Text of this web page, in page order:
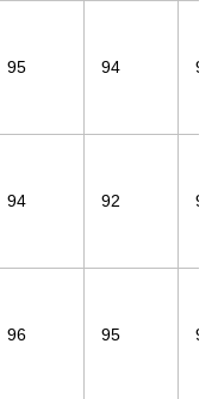
95 94 96
94 92 97
96 95 93